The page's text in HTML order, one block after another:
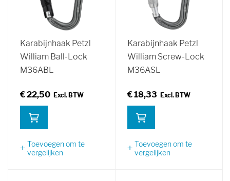
Karabijnhaak Petzl
William Ball-Lock
M36ABL
€ 22,50
Toevoegen om te
vergelijken
Karabijnhaak Petzl
William Screw-Lock
M36ASL
€ 18,33
Toevoegen om te
vergelijken